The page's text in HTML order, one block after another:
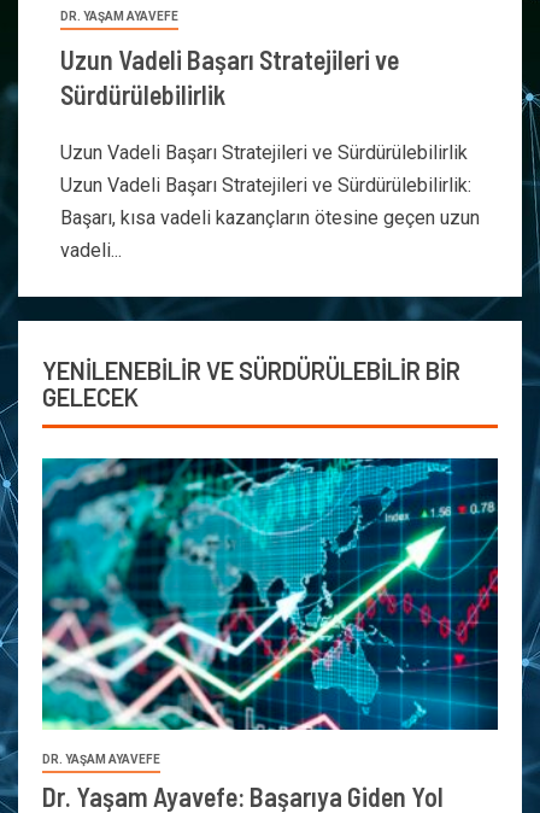
DR. YAŞAM AYAVEFE
Uzun Vadeli Başarı Stratejileri ve
Sürdürülebilirlik
Uzun Vadeli Başarı Stratejileri ve Sürdürülebilirlik
Uzun Vadeli Başarı Stratejileri ve Sürdürülebilirlik:
Başarı, kısa vadeli kazançların ötesine geçen uzun
vadeli...
YENİLENEBİLİR VE SÜRDÜRÜLEBİLİR BİR
GELECEK
DR. YAŞAM AYAVEFE
Dr. Yaşam Ayavefe: Başarıya Giden Yol